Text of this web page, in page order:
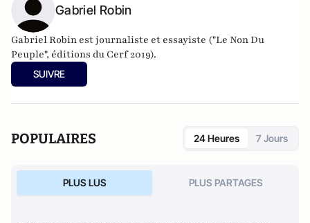
Gabriel Robin
Gabriel Robin est journaliste et essayiste ("Le Non Du
Peuple", éditions du Cerf 2019).
SUIVRE
POPULAIRES 24 Heures 7 Jours
PLUS LUS PLUS PARTAGES